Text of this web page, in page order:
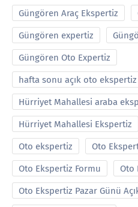
Güngören Araç Ekspertiz
Güngören expertiz
Güngören Oto Expertiz
hafta sonu açık oto ekspertiz
Hürriyet Mahallesi araba
Hürriyet Mahallesi Ekspertiz
Oto ekspertiz Oto
Oto Ekspertiz Formu Oto
Oto Ekspertiz Pazar Günü